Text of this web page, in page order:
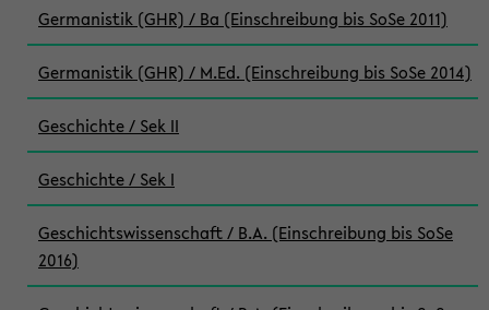
Germanistik (GHR) / Ba (Einschreibung bis SoSe 2011)
Germanistik (GHR) / M.Ed. (Einschreibung bis SoSe 2014)
Geschichte / Sek II
Geschichte / Sek I
Geschichtswissenschaft / B.A. (Einschreibung bis SoSe
2016)